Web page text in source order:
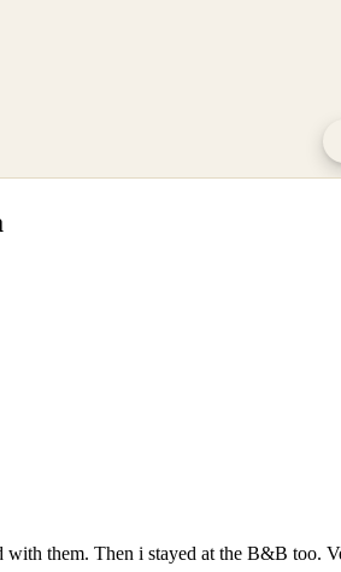
them. Then i stayed at the B&B too.